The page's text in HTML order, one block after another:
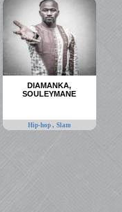
DIAMANKA,
SOULEYMANE
Hip-hop , Slam